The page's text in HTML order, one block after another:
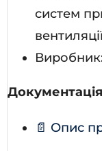
систем
📄 Опис